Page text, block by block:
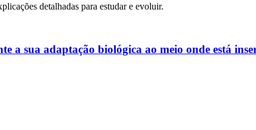
detalhadas para estudar e evoluir.
a sua adaptação biológica ao meio onde está